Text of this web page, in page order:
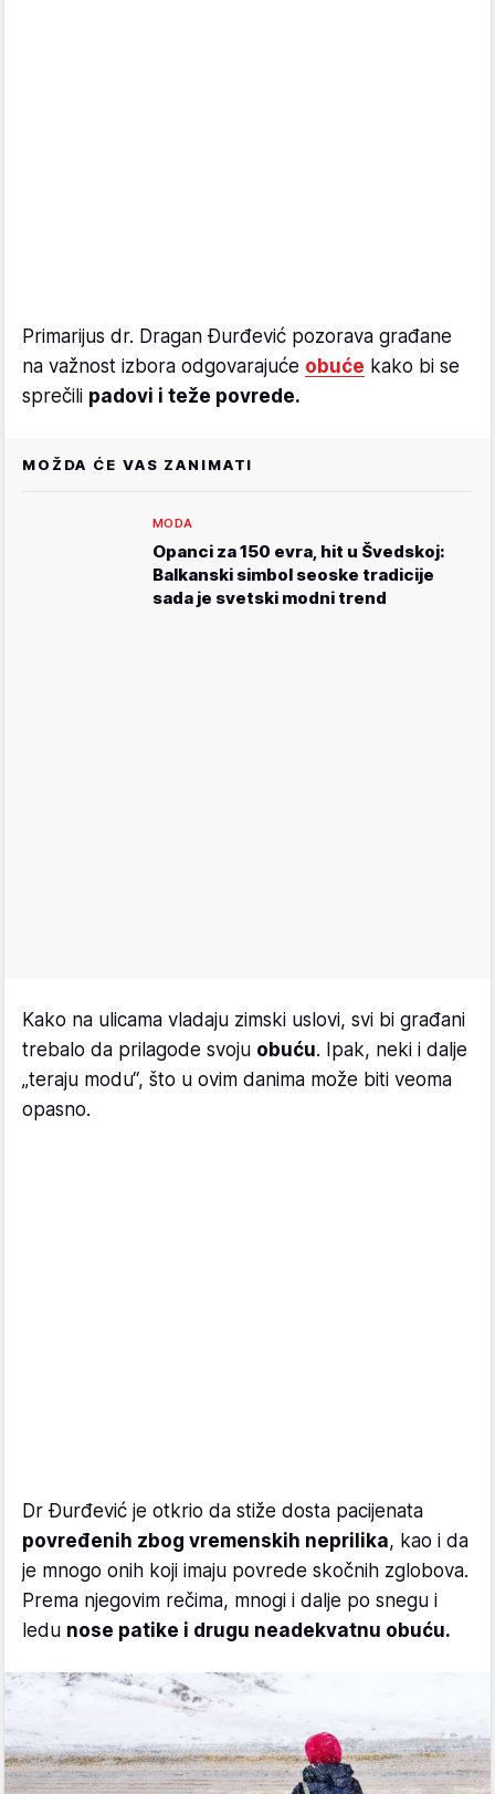
Primarijus dr. Dragan Đurđević pozorava građane
na važnost izbora odgovarajuće obuće kako bi se
sprečili padovi i teže povrede.
MOŽDA ĆE VAS ZANIMATI
MODA
Opanci za 150 evra, hit u Švedskoj:
Balkanski simbol seoske tradicije
sada je svetski modni trend
Kako na ulicama vladaju zimski uslovi, svi bi građani
trebalo da prilagode svoju obuću. Ipak, neki i dalje
„teraju modu“, što u ovim danima može biti veoma
opasno.
Dr Đurđević je otkrio da stiže dosta pacijenata
povređenih zbog vremenskih neprilika, kao i da
je mnogo onih koji imaju povrede skočnih zglobova.
Prema njegovim rečima, mnogi i dalje po snegu i
ledu nose patike i drugu neadekvatnu obuću.